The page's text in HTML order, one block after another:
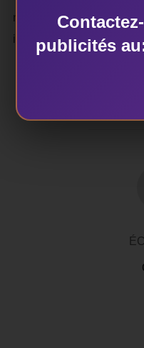
nombreuses démolitions
interviennent lors des
publicités